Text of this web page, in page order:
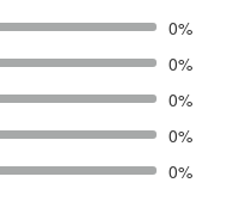
0%
0%
0%
0%
0%